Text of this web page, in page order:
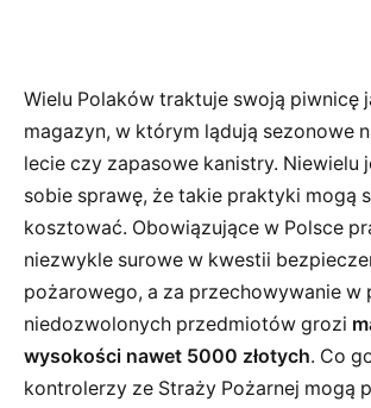
Wielu Polaków traktuje swoją piwnicę
magazyn, w którym lądują sezonowe
lecie czy zapasowe kanistry. Niewielu
sobie sprawę, że takie praktyki mogą
kosztować. Obowiązujące w Polsce
niezwykle surowe w kwestii
pożarowego, a za przechowywanie w
niedozwolonych przedmiotów grozi
wysokości nawet 5000 złotych. Co
kontrolerzy ze Straży Pożarnej mogą